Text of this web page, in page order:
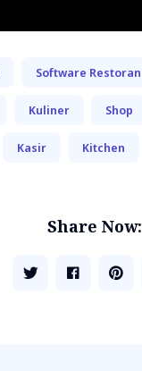
Software Restoran
Kuliner Shop
Kasir Kitchen
Share Now: